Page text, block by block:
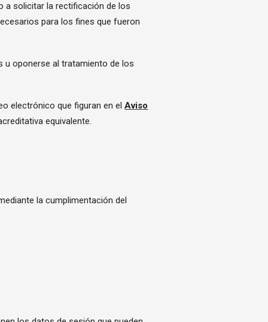
a solicitar la rectificación de los
para los fines que fueron
u oponerse al tratamiento de los
electrónico que figuran en elAviso
equivalente.
la cumplimentación del